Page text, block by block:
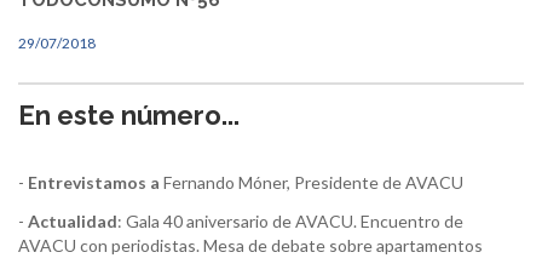
29/07/2018
En este número...
- Entrevistamos a Fernando Móner, Presidente de AVACU
- Actualidad: Gala 40 aniversario de AVACU. Encuentro de
AVACU con periodistas. Mesa de debate sobre apartamentos